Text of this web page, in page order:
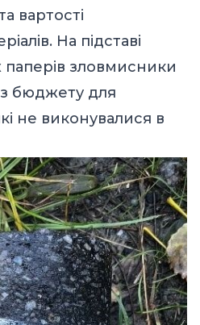
вартості
На підставі
паперів зловмисники
бюджету для
не виконувалися в